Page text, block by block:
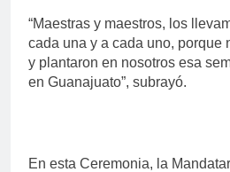
“Maestras y maestros, los
cada una y a cada uno, porque
y plantaron en nosotros esa
en Guanajuato”, subrayó.
En esta Ceremonia, la